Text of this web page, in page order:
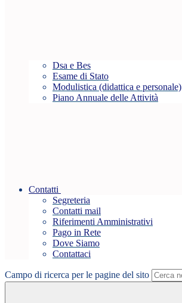
Dsa e Bes
Esame di Stato
Modulistica (didattica e personale)
Piano Annuale delle Attività
Contatti
Segreteria
Contatti mail
Riferimenti Amministrativi
Pago in Rete
Dove Siamo
Contattaci
Campo di ricerca per le pagine del sito